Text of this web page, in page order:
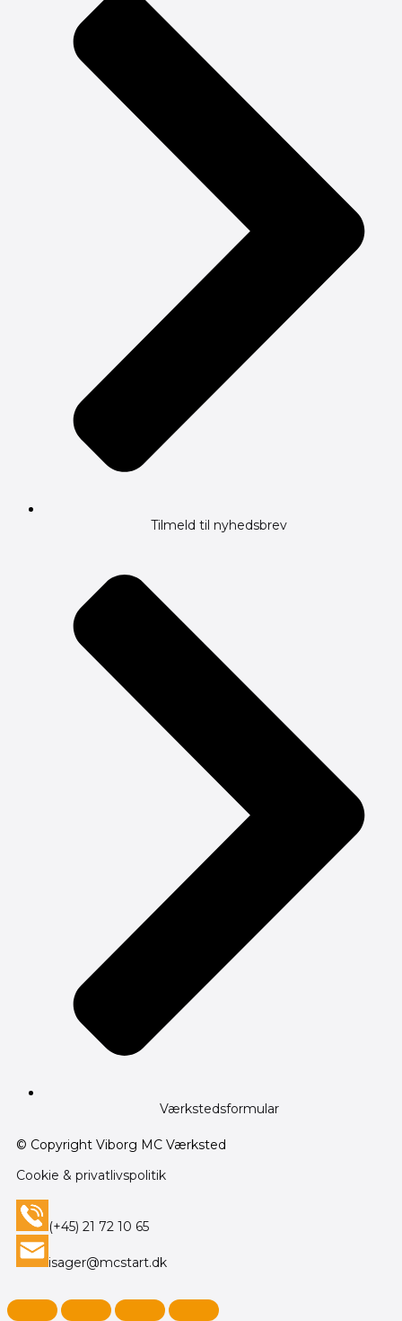
Tilmeld til nyhedsbrev
Værkstedsformular
© Copyright Viborg MC Værksted
Cookie & privatlivspolitik
(+45) 21 72 10 65
isager@mcstart.dk